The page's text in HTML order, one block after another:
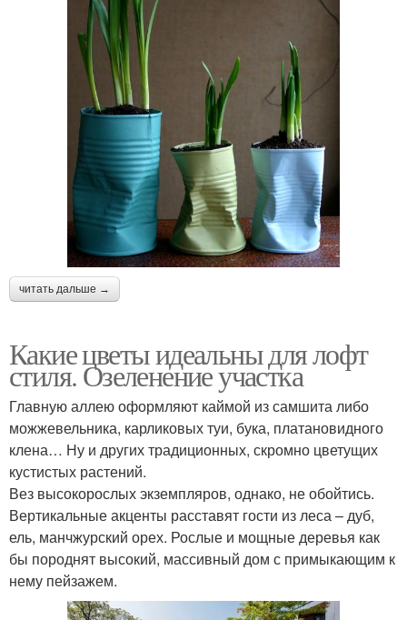
читать дальше →
Какие цветы идеальны для лофт
стиля. Озеленение участка
Главную аллею оформляют каймой из самшита либо
можжевельника, карликовых туи, бука, платановидного
клена… Ну и других традиционных, скромно цветущих
кустистых растений.
Вез высокорослых экземпляров, однако, не обойтись.
Вертикальные акценты расставят гости из леса – дуб,
ель, манчжурский орех. Рослые и мощные деревья как
бы породнят высокий, массивный дом с примыкающим к
нему пейзажем.